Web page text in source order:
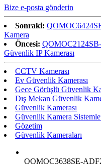
Bize e-posta gönderin
Sonraki:
Kamera
Öncesi:
Güvenlik IP Kamerası
CCTV Kamerası
Ev Güvenlik Kamerası
Gece Görüşlü Güvenlik
Dış Mekan Güvenlik
Güvenlik Kamerası
Güvenlik Kamera
Gözetim
Güvenlik Kameraları
QOMOC3638SE-